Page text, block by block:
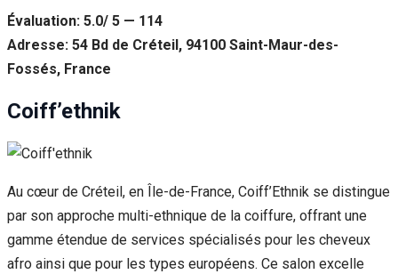
Évaluation: 5.0/ 5 — 114
Adresse: 54 Bd de Créteil, 94100 Saint-Maur-des-
Fossés, France
Coiff’ethnik
Au cœur de Créteil, en Île-de-France, Coiff’Ethnik se distingue
par son approche multi-ethnique de la coiffure, offrant une
gamme étendue de services spécialisés pour les cheveux
afro ainsi que pour les types européens. Ce salon excelle